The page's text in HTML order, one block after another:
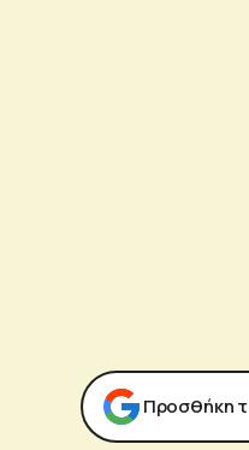
Προσθήκη